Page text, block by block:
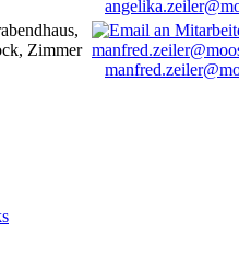
Zimmer